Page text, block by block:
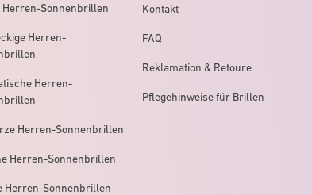
Herren-Sonnenbrillen
Herren-
Herren-
Herren-Sonnenbrillen
Herren-Sonnenbrillen
Herren-Sonnenbrillen
Kontakt
FAQ
Reklamation & Retoure
Pflegehinweise für Brillen